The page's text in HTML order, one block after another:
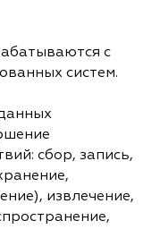
с
систем.
сбор, запись,
извлечение,